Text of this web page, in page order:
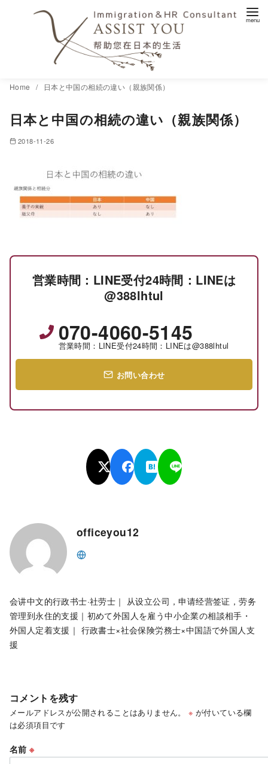
Home 日本と中国の相続の違い（親族関係）
日本と中国の相続の違い（親族関係）
2018-11-26
営業時間：LINE受付24時間：LINEは
@388lhtul
070-4060-5145
営業時間：LINE受付24時間：LINEは@388lhtul
お問い合わせ
officeyou12
会讲中文的行政书士·社劳士｜ 从设立公司，申请经营签证，劳务
管理到永住的支援｜初めて外国人を雇う中小企業の相談相手・
外国人定着支援｜ 行政書士×社会保険労務士×中国語で外国人支
援
コメントを残す
メールアドレスが公開されることはありません。 ※ が付いている欄
は必須項目です
名前※